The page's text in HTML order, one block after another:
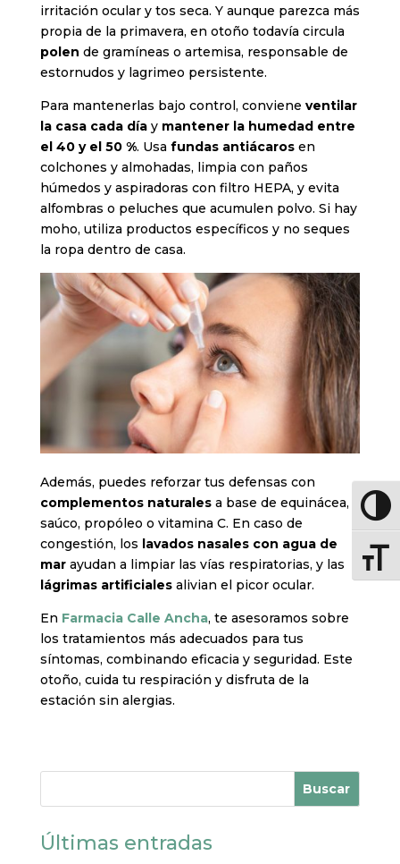
irritación ocular y tos seca. Y aunque parezca más
propia de la primavera, en otoño todavía circula
polen de gramíneas o artemisa, responsable de
estornudos y lagrimeo persistente.
Para mantenerlas bajo control, conviene ventilar
la casa cada díay mantener la humedad entre
el 40 y el 50 %. Usa fundas antiácarosen
colchones y almohadas, limpia con paños
húmedos y aspiradoras con filtro HEPA, y evita
alfombras o peluches que acumulen polvo. Si hay
moho, utiliza productos específicos y no seques
la ropa dentro de casa.
Además, puedes reforzar tus defensas con
complementos naturalesa base de equinácea,
saúco, propóleo o vitamina C. En caso de
congestión, los lavados nasales con agua de
marayudan a limpiar las vías respiratorias, y las
lágrimas artificialesalivian el picor ocular.
En Farmacia Calle Ancha, te asesoramos sobre
los tratamientos más adecuados para tus
síntomas, combinando eficacia y seguridad. Este
otoño, cuida tu respiración y disfruta de la
estación sin alergias.
Buscar
Últimas entradas